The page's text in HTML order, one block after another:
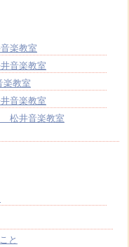
楽教室
音楽教室
楽教室
音楽教室
松井音楽教室
と